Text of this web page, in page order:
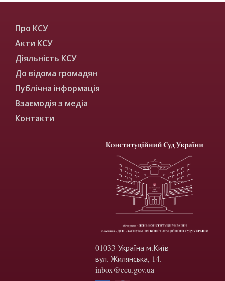
Про КСУ
Акти КСУ
Діяльність КСУ
До відома громадян
Публічна інформація
Взаємодія з медіа
Контакти
01033 Україна м.Київ
вул. Жилянська, 14.
inbox@ccu.gov.ua